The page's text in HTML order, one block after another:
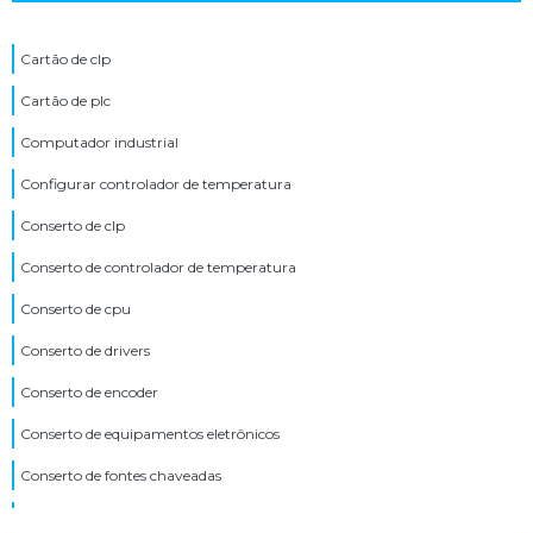
Cartão de clp
Cartão de plc
Computador industrial
Configurar controlador de temperatura
Conserto de clp
Conserto de controlador de temperatura
Conserto de cpu
Conserto de drivers
Conserto de encoder
Conserto de equipamentos eletrônicos
Conserto de fontes chaveadas